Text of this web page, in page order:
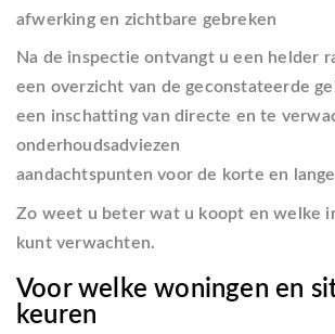
afwerking en zichtbare gebreken
Na de inspectie ontvangt u een helder
een overzicht van de geconstateerde
een inschatting van directe en te
onderhoudsadviezen
aandachtspunten voor de korte en
Zo weet u beter wat u koopt en welke
kunt verwachten.
Voor welke woningen en
keuren